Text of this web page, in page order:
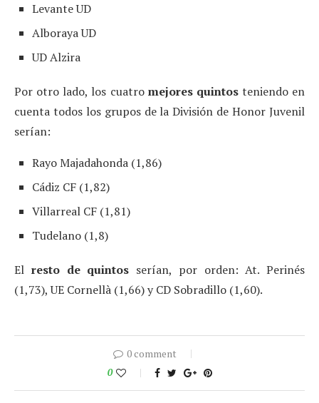
Levante UD
Alboraya UD
UD Alzira
Por otro lado, los cuatro mejores quintosteniendo en
cuenta todos los grupos de la División de Honor Juvenil
serían:
Rayo Majadahonda (1,86)
Cádiz CF (1,82)
Villarreal CF (1,81)
Tudelano (1,8)
El resto de quintos serían, por orden: At. Perinés
(1,73), UE Cornellà (1,66) y CD Sobradillo (1,60).
0 comment
0